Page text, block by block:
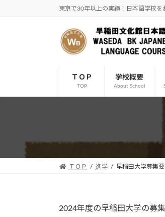
東京で30年以上の実績！日本語学校
ＴＯＰ
TOP
学校概要
About School
ＴＯＰ 進学 早稲田大学募集要
2024年度の早稲田大学の募